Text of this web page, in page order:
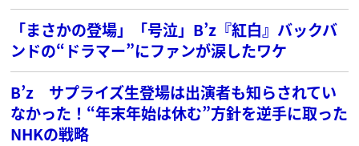
「まさかの登場」「号泣」B’z『紅白』バックバ
ンドの“ドラマー”にファンが涙したワケ
B’z サプライズ生登場は出演者も知らされてい
なかった！“年末年始は休む”方針を逆手に取った
NHKの戦略